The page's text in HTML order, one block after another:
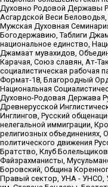
Духовно Родовой Державы
Асгардской Веси
Мужская Духовная
Богодержавию, Таблиги
национальное единство,
Джамаат мувахидов,
Карачая, Союз славян, Ат-
социалистическая рабочая
Формат-18, Благородный
Национальная
Духовно-Родовая Держава
Древнерусской
Инглингов, Русский
нелегальной иммиграции,
религиозных объединениях,
политического движения
Братство, Клуб
Файзрахманисты,
Боровский, Община
Правый сектор, УНА - УНСО,